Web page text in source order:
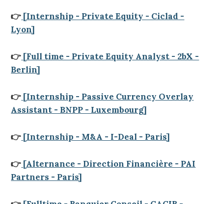
👉 [Internship - Private Equity - Ciclad -
Lyon]
👉 [Full time - Private Equity Analyst - 2bX -
Berlin]
👉 [Internship - Passive Currency Overlay
Assistant - BNPP - Luxembourg]
👉 [Internship - M&A - I-Deal - Paris]
👉 [Alternance - Direction Financière - PAI
Partners - Paris]